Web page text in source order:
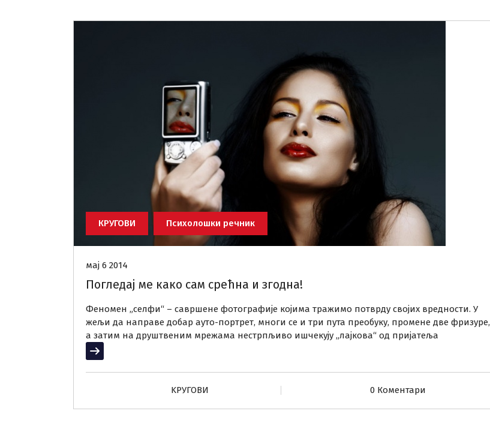
КРУГОВИ Психолошки речник
мај 6 2014
Погледај ме како сам срећна и згодна!
Феномен „селфи“ – савршене фотографије којима тражимо потврду својих вредности. У
жељи да направе добар ауто-портрет, многи се и три пута преобуку, промене две фризуре,
а затим на друштвеним мрежама нестрпљиво ишчекују „лајкова“ од пријатеља
Прочитај више
KРУГОВИ 0 Коментари